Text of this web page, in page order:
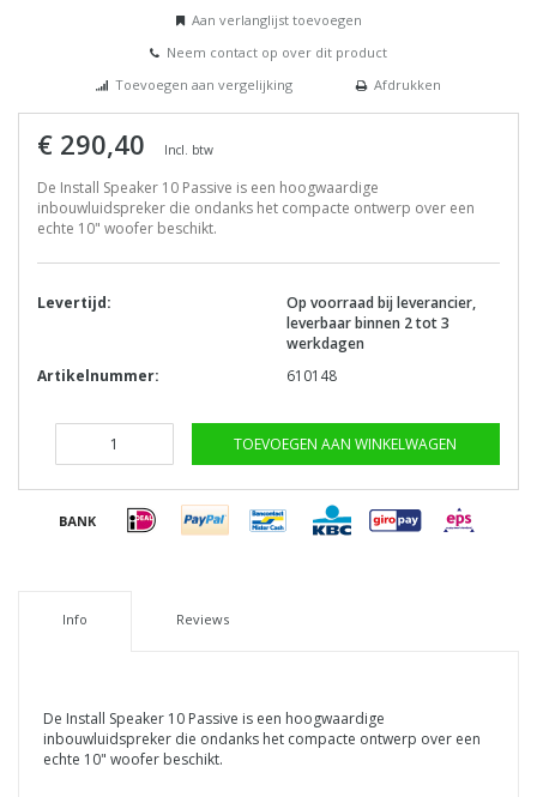
Aan verlanglijst toevoegen
Neem contact op over dit product
Toevoegen aan vergelijking
Afdrukken
€ 290,40 Incl. btw
De Install Speaker 10 Passive is een hoogwaardige
inbouwluidspreker die ondanks het compacte ontwerp over een
echte 10" woofer beschikt.
Levertijd:
Op voorraad bij leverancier,
leverbaar binnen 2 tot 3
werkdagen
Artikelnummer:
610148
TOEVOEGEN AAN WINKELWAGEN
Info Reviews
De Install Speaker 10 Passive is een hoogwaardige
inbouwluidspreker die ondanks het compacte ontwerp over een
echte 10" woofer beschikt.